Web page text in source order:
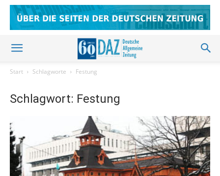
Start Schlagworte Festung
Schlagwort: Festung